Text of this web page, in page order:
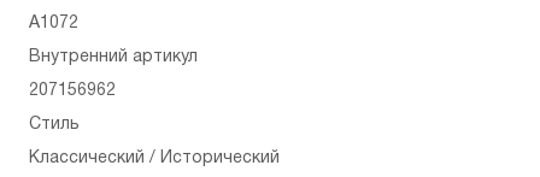
A1072
Внутренний артикул
207156962
Стиль
Классический / Исторический